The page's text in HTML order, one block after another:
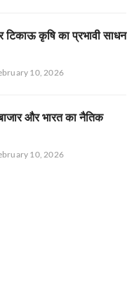
टिकाऊ कृषि का प्रभावी साधन
10, 2026
और भारत का नैतिक
10, 2026